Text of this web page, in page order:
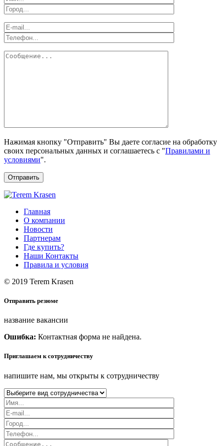
Нажимая кнопку "Отправить" Вы даете согласие на обработку
своих персональных данных и соглашаетесь с "Правилами и
условиями".
Отправить
Главная
О компании
Новости
Партнерам
Где купить?
Наши Контакты
Правила и условия
© 2019 Terem Krasen
Отправить резюме
название вакансии
Ошибка: Контактная форма не найдена.
Приглашаем к сотрудничеству
напишите нам, мы открыты к сотрудничеству